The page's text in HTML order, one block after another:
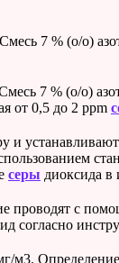
Смесь 7 % (о/о)
7 % (о/о)
от 0,5 до 2 ppm
и
серы диоксида в
проводят с
согласно
м3.